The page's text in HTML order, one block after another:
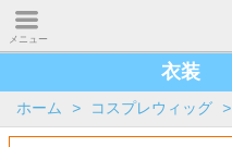
メニュー
衣装
ホーム > コスプレウィッグ >